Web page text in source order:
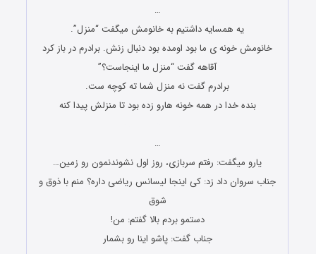
…
یه همسایه داشتیم به خانومش میگفت “منزل”.
خانومش خونه ی ما بود اومده بود دنبال زنش. برادرم در باز کرد
آقاهه گفت “منزل ما اینجاست؟”
برادرم گفت نه منزل شما ته کوچه ست.
بنده خدا در همه خونه هارو زده بود تا منزلش پیدا کنه
…
یارو میگفت: رفتم سربازی، روز اول نشوندنمون رو زمین…
جناب سروان داد زد: کی اینجا لیسانس ریاضی داره؟ منم با ذوق و
شوق
دستمو بردم بالا گفتم: من!
جناب گفت: پاشو اینا رو بشمار